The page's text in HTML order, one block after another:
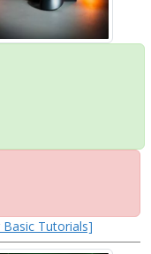
Tutorials]